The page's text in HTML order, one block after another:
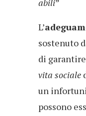
abili”
L’
sostenuto
di
vita sociale
un
possono